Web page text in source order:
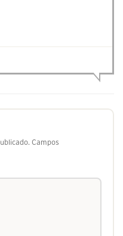
Campos